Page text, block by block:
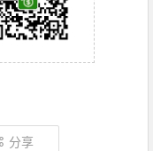
分享